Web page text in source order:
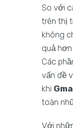
So với
trên thị
không
quả
Các
vấn đề
khi
toàn
Với